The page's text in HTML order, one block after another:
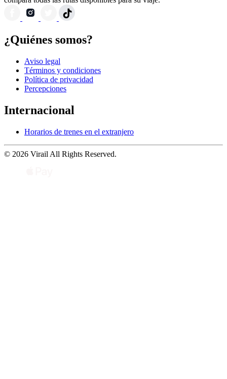
¿Quiénes somos?
Aviso legal
Términos y condiciones
Política de privacidad
Percepciones
Internacional
Horarios de trenes en el extranjero
© 2026 Virail All Rights Reserved.